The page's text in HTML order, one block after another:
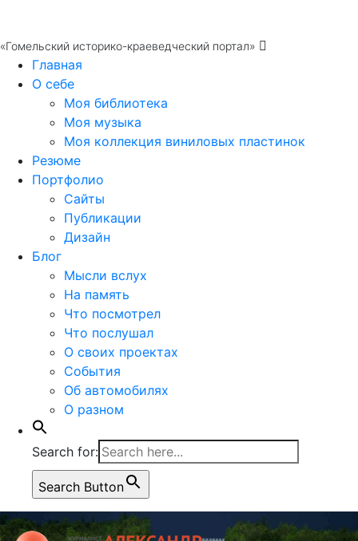
«Гомельский историко-краеведческий портал»
Главная
О себе
Моя библиотека
Моя музыка
Моя коллекция виниловых пластинок
Резюме
Портфолио
Сайты
Публикации
Дизайн
Блог
Мысли вслух
На память
Что посмотрел
Что послушал
О своих проектах
События
Об автомобилях
О разном
Search for:
Search Button